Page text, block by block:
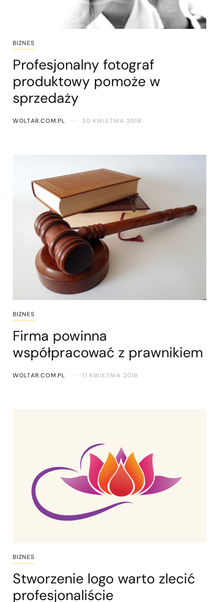
BIZNES
Profesjonalny fotograf
produktowy pomoże w
sprzedaży
WOLTAR.COM.PL 30 KWIETNIA 2018
BIZNES
Firma powinna
współpracować z prawnikiem
WOLTAR.COM.PL 11 KWIETNIA 2018
BIZNES
Stworzenie logo warto zlecić
profesjonaliście